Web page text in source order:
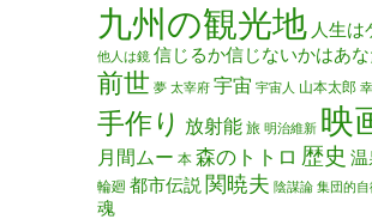
九州の観光地 人生は
他人は鏡 信じるか信じないかはあ
前世 夢 太宰府 宇宙 宇宙人 山本太郎
手作り 放射能 旅 明治維新 映
月間ムー 本 森のトトロ 歴史 温
輪廻 都市伝説 関暁夫 陰謀論 集団的
魂